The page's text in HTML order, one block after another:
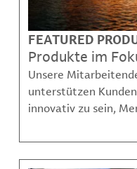
FEATURED
Produkte im
Unsere
unterstützen
innovativ zu sein,
nachhaltigere
Kommunikation und